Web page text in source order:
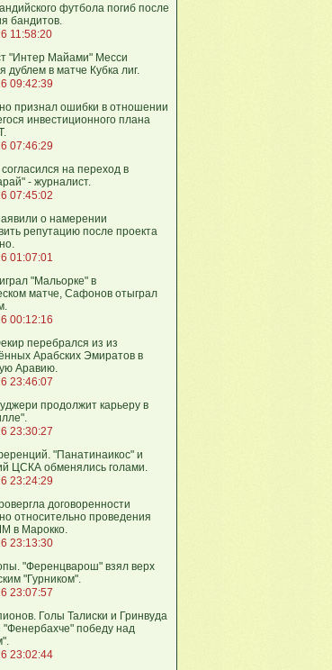
футбола погиб после
бандитов.
11:58:20
"Интер Майами" Месси
дублем в матче Кубка лиг.
09:42:39
признал ошибки в отношении
инвестиционного плана
07:46:29
на переход в
- журналист.
07:45:02
о намерении
репутацию после проекта
01:07:01
"Мальорке" в
матче, Сафонов отыграл
00:12:16
перебрался из из
Арабских Эмиратов в
Аравию.
23:46:07
продолжит карьеру в
23:30:27
"Панатинаикос" и
ЦСКА обменялись голами.
23:24:29
договоренности
относительно проведения
в Марокко.
23:13:30
"Ференцварош" взял верх
"Гурником".
23:07:57
Голы Талиски и Гринвуда
"Фенербахче" победу над
23:02:44